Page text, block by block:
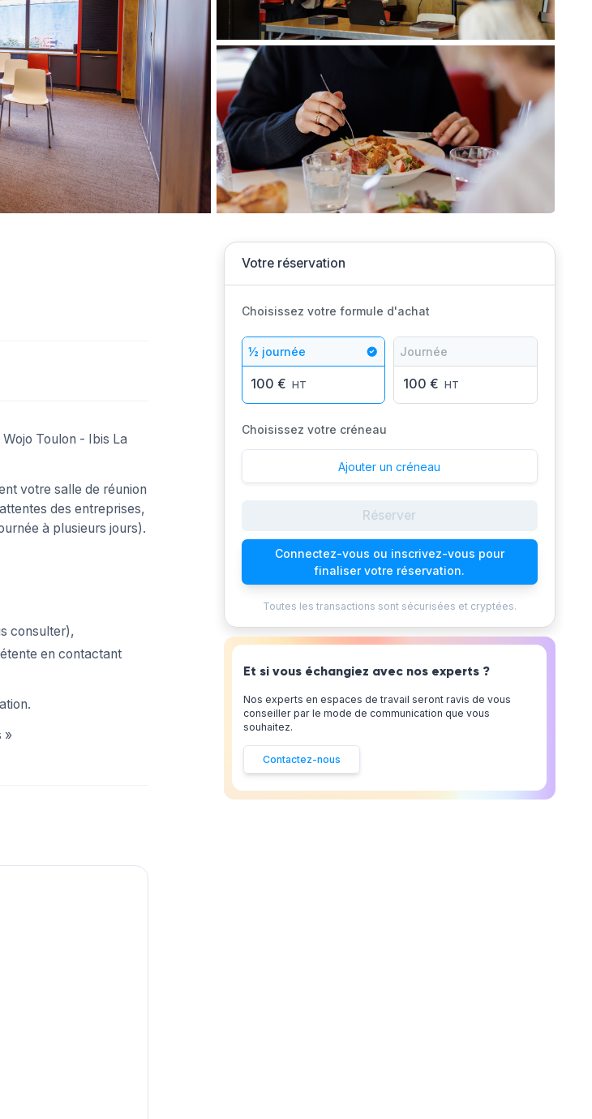
Rejoignez l'un des plus grands programmes de
fidélité au monde
Toulon - Ibis La
votre salle de réunion
des entreprises,
à plusieurs jours).
consulter),
en contactant
»
Votre réservation
Choisissez votre formule d'achat
½ journée
100 € HT
Journée
100 € HT
Choisissez votre créneau
Ajouter un créneau
Réserver
Connectez-vous ou inscrivez-vous pour
finaliser votre réservation.
Toutes les transactions sont sécurisées et cryptées.
Et si vous échangiez avec nos experts ?
Nos experts en espaces de travail seront ravis de vous
conseiller par le mode de communication que vous
souhaitez.
Contactez-nous